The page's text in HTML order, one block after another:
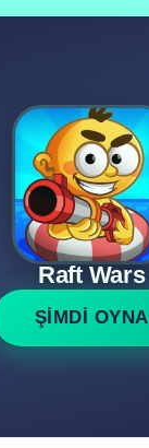
Raft Wars
ŞİMDİ OYNA